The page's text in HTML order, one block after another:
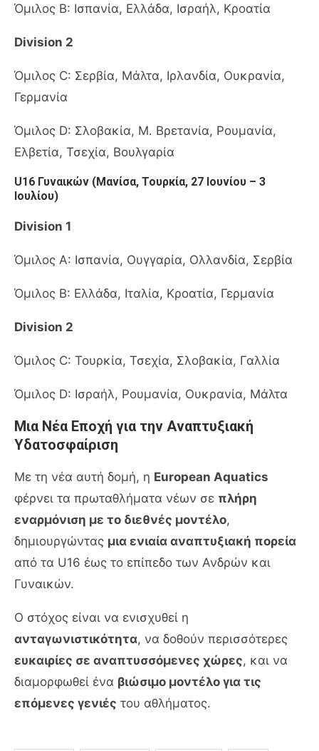
Όμιλος B: Ισπανία, Ελλάδα, Ισραήλ, Κροατία
Division 2
Όμιλος C: Σερβία, Μάλτα, Ιρλανδία, Ουκρανία,
Γερμανία
Όμιλος D: Σλοβακία, Μ. Βρετανία, Ρουμανία,
Ελβετία, Τσεχία, Βουλγαρία
U16 Γυναικών (Μανίσα, Τουρκία, 27 Ιουνίου – 3
Ιουλίου)
Division 1
Όμιλος A: Ισπανία, Ουγγαρία, Ολλανδία, Σερβία
Όμιλος B: Ελλάδα, Ιταλία, Κροατία, Γερμανία
Division 2
Όμιλος C: Τουρκία, Τσεχία, Σλοβακία, Γαλλία
Όμιλος D: Ισραήλ, Ρουμανία, Ουκρανία, Μάλτα
Μια Νέα Εποχή για την Αναπτυξιακή
Υδατοσφαίριση
Με τη νέα αυτή δομή, η European Aquatics
φέρνει τα πρωταθλήματα νέων σε πλήρη
εναρμόνιση με το διεθνές μοντέλο,
δημιουργώντας μια ενιαία αναπτυξιακή πορεία
από τα U16 έως το επίπεδο των Ανδρών και
Γυναικών.
Ο στόχος είναι να ενισχυθεί η
ανταγωνιστικότητα, να δοθούν περισσότερες
ευκαιρίες σε αναπτυσσόμενες χώρες, και να
διαμορφωθεί ένα βιώσιμο μοντέλο για τις
επόμενες γενιές του αθλήματος.